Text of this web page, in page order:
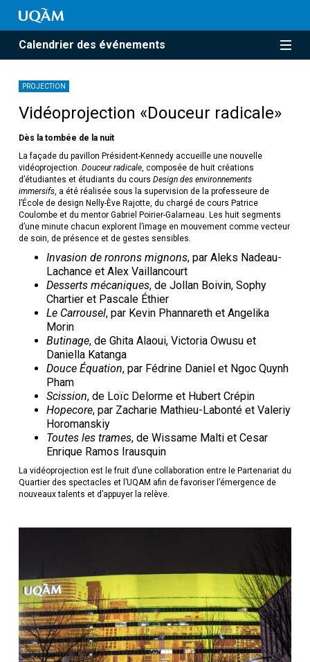
Calendrier des événements
PROJECTION
Vidéoprojection «Douceur radicale»
Dès la tombée de la nuit
La façade du pavillon Président-Kennedy accueille une nouvelle
vidéoprojection. Douceur radicale, composée de huit créations
d’étudiantes et étudiants du cours Design des environnements
immersifs, a été réalisée sous la supervision de la professeure de
l’École de design Nelly-Ève Rajotte, du chargé de cours Patrice
Coulombe et du mentor Gabriel Poirier-Galarneau. Les huit segments
d’une minute chacun explorent l’image en mouvement comme vecteur
de soin, de présence et de gestes sensibles.
Invasion de ronrons mignons, par Aleks Nadeau-
Lachance et Alex Vaillancourt
Desserts mécaniques, de Jollan Boivin, Sophy
Chartier et Pascale Éthier
Le Carrousel, par Kevin Phannareth et Angelika
Morin
Butinage, de Ghita Alaoui, Victoria Owusu et
Daniella Katanga
Douce Équation, par Fédrine Daniel et Ngoc Quynh
Pham
Scission, de Loïc Delorme et Hubert Crépin
Hopecore, par Zacharie Mathieu-Labonté et Valeriy
Horomanskiy
Toutes les trames, de Wissame Malti et Cesar
Enrique Ramos Irausquin
La vidéoprojection est le fruit d’une collaboration entre le Partenariat du
Quartier des spectacles et l’UQAM afin de favoriser l’émergence de
nouveaux talents et d’appuyer la relève.